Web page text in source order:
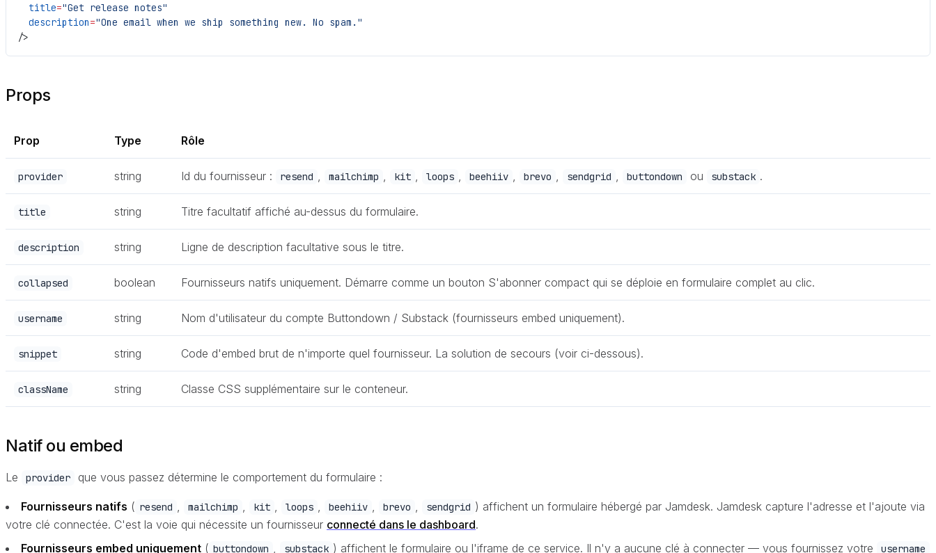
  title
="Get release notes"
  description
="One email when we ship something new. No spam."
/>
Props
Prop Type Rôle
provider string Id du fournisseur : resend mailchimp kit loops beehiiv brevo sendgrid buttondown ou substack .
title string Titre facultatif affiché au-dessus du formulaire.
description string Ligne de description facultative sous le titre.
collapsed boolean Fournisseurs natifs uniquement. Démarre comme un bouton S'abonner compact qui se déploie en formulaire complet au clic.
username string Nom d'utilisateur du compte Buttondown / Substack (fournisseurs embed uniquement).
snippet string Code d'embed brut de n'importe quel fournisseur. La solution de secours (voir ci-dessous).
className string Classe CSS supplémentaire sur le conteneur.
Natif ou embed
Le provider que vous passez détermine le comportement du formulaire :
Fournisseurs natifs ( resend mailchimp kit loops beehiiv brevo sendgrid ) affichent un formulaire hébergé par Jamdesk. Jamdesk capture l'adresse et l'ajoute via
votre clé connectée. C'est la voie qui nécessite un fournisseur connecté dans le dashboard.
Fournisseurs embed uniquement ( buttondown substack ) affichent le formulaire ou l'iframe de ce service. Il n'y a aucune clé à connecter — vous fournissez votre username